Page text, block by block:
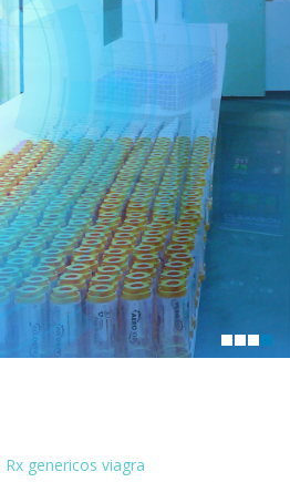
Rx genericos viagra